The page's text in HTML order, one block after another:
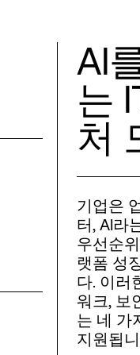
AI
는
처
기업은
터, AI라
우선순
랫폼 성
다. 이러
워크, 보
는 네 가
지원됩